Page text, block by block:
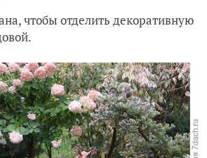
своими руками
сказку
чтобы отделить декоративную